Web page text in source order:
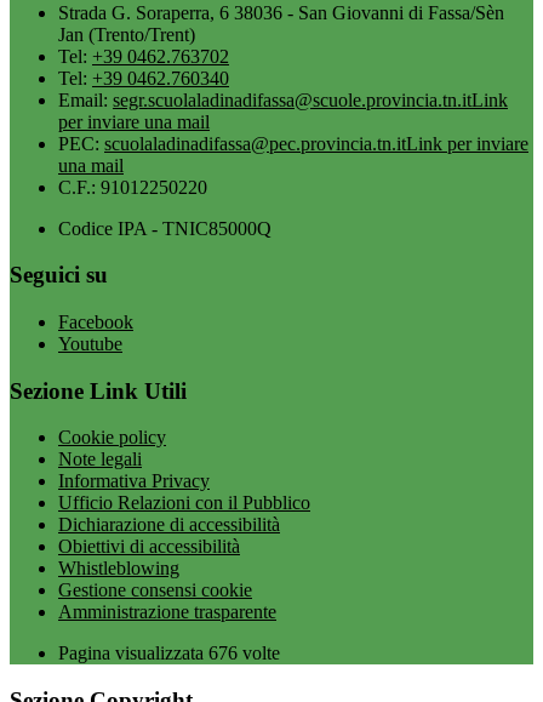
Strada G. Soraperra, 6 38036 - San Giovanni di Fassa/Sèn
Jan (Trento/Trent)
Tel: +39 0462.763702
Tel: +39 0462.760340
Email: segr.scuolaladinadifassa@scuole.provincia.tn.itLink
per inviare una mail
PEC: scuolaladinadifassa@pec.provincia.tn.itLink per inviare
una mail
C.F.: 91012250220
Codice IPA - TNIC85000Q
Seguici su
Facebook
Youtube
Sezione Link Utili
Cookie policy
Note legali
Informativa Privacy
Ufficio Relazioni con il Pubblico
Dichiarazione di accessibilità
Obiettivi di accessibilità
Whistleblowing
Gestione consensi cookie
Amministrazione trasparente
Pagina visualizzata 676 volte